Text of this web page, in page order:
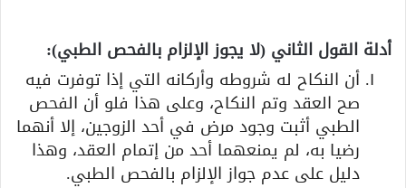
أدلة القول الثاني (لا يجوز الإلزام بالفحص الطبي):
أن النكاح له شروطه وأركانه التي إذا توفرت فيه
صح العقد وتم النكاح، وعلى هذا فلو أن الفحص
الطبي أثبت وجود مرض في أحد الزوجين، إلا أنهما
رضيا به، لم يمنعهما أحد من إتمام العقد، وهذا
دليل على عدم جواز الإلزام بالفحص الطبي.